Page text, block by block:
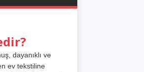
dayanıklı ve
ev tekstiline